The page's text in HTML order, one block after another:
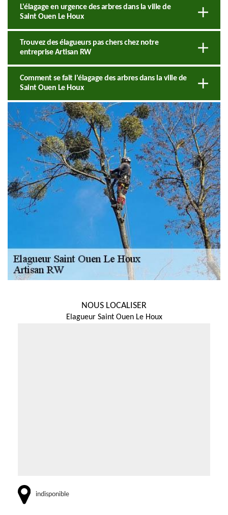
L'élagage en urgence des arbres dans la ville de
Saint Ouen Le Houx
Trouvez des élagueurs pas chers chez notre
entreprise Artisan RW
Comment se fait l'élagage des arbres dans la ville de
Saint Ouen Le Houx
NOUS LOCALISER
Elagueur Saint Ouen Le Houx
indisponible